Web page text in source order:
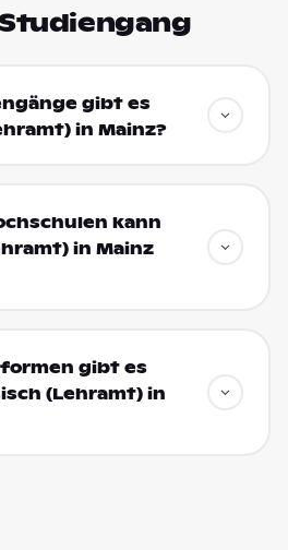
gibt es
in Mainz?
kann
in Mainz
gibt es
(Lehramt) in